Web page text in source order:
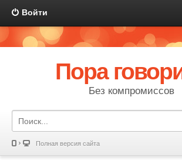
Войти
Пора
Без компромиссов
Полная версия сайта